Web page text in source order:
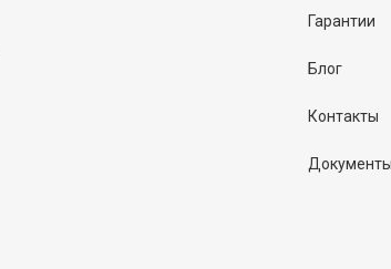
Гарантии
Блог
Контакты